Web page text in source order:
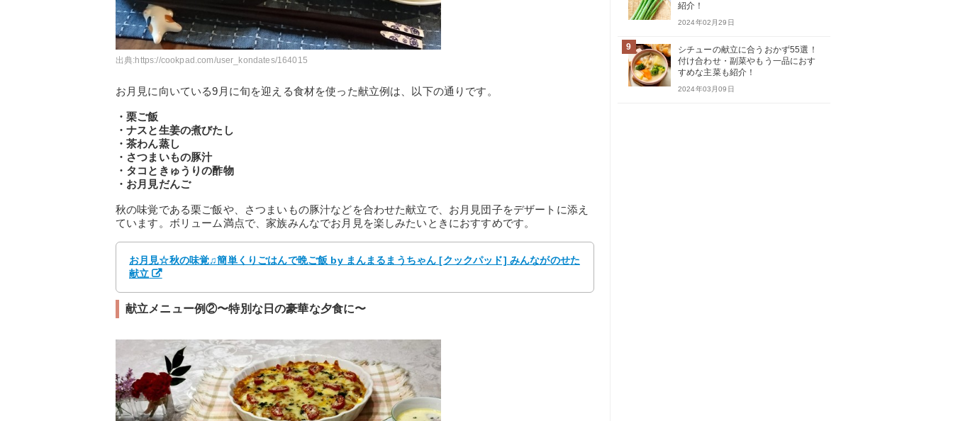
出典:https://cookpad.com/user_kondates/164015
お月見に向いている9月に旬を迎える食材を使った献立例は、以下の通りです。
・栗ご飯
・ナスと生姜の煮びたし
・茶わん蒸し
・さつまいもの豚汁
・タコときゅうりの酢物
・お月見だんご
秋の味覚である栗ご飯や、さつまいもの豚汁などを合わせた献立で、お月見団子をデザートに添え
ています。ボリューム満点で、家族みんなでお月見を楽しみたいときにおすすめです。
お月見☆秋の味覚♫簡単くりごはんで晩ご飯 by まんまるまうちゃん [クックパッド] みんながのせた
献立
献立メニュー例②〜特別な日の豪華な夕食に〜
紹介！
2024年02月29日
9
シチューの献立に合うおかず55選！
付け合わせ・副菜やもう一品におす
すめな主菜も紹介！
2024年03月09日